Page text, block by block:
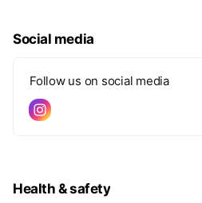
Social media
Follow us on social media
Health & safety